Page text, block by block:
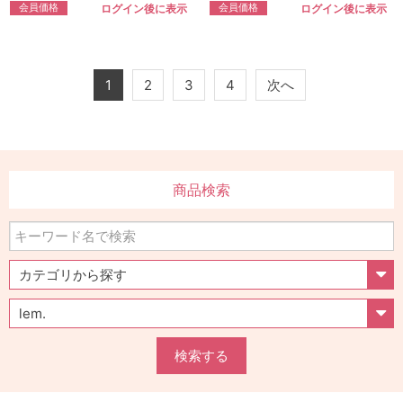
会員価格 ログイン後に表示 会員価格 ログイン後に表示
1 2 3 4 次へ
商品検索
検索する